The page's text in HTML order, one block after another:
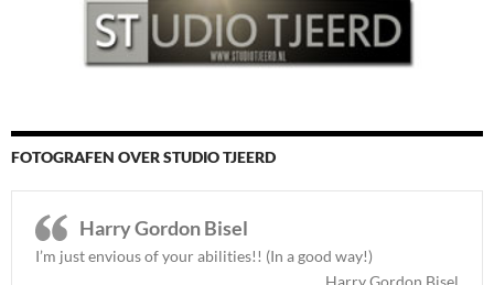
FOTOGRAFEN OVER STUDIO TJEERD
Harry Gordon Bisel
I’m just envious of your abilities!! (In a good way!)
Harry Gordon Bisel